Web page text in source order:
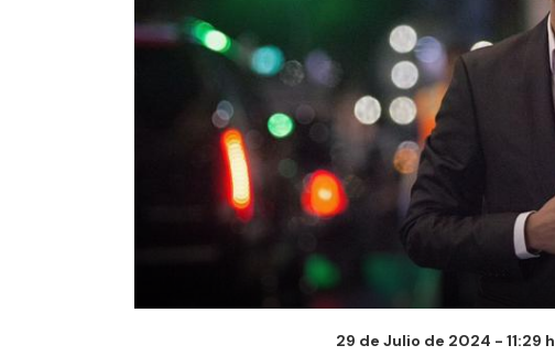
29 de Julio de 2024 - 11:29